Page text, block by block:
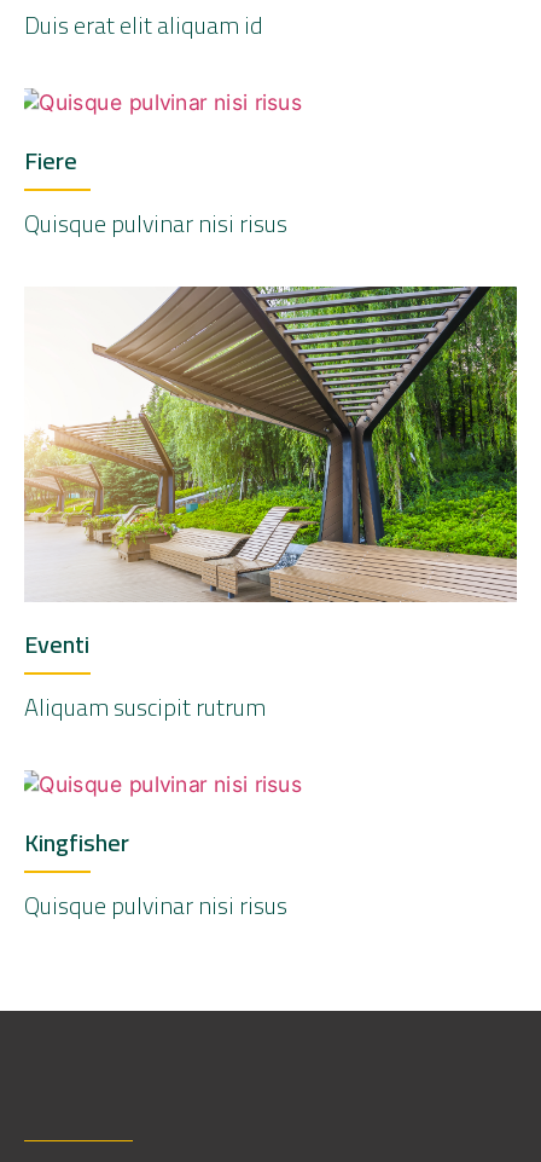
Duis erat elit aliquam id
Fiere
Quisque pulvinar nisi risus
Eventi
Aliquam suscipit rutrum
Kingfisher
Quisque pulvinar nisi risus